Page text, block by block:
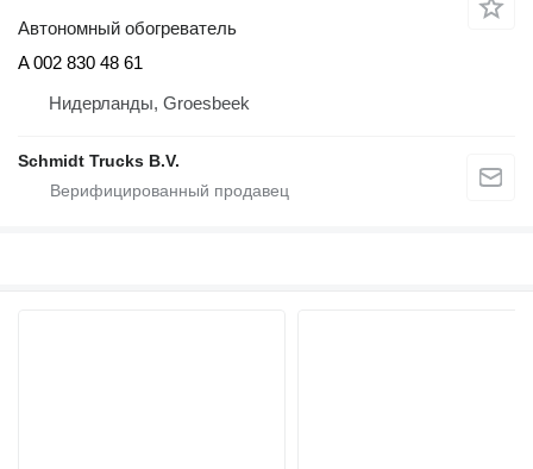
Автономный обогреватель
A 002 830 48 61
Нидерланды, Groesbeek
Schmidt Trucks B.V.